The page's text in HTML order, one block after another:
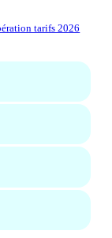
tarifs 2026